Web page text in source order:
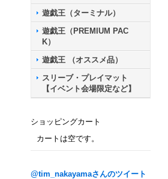
遊戯王（ターミナル）
遊戯王（PREMIUM PAC
K）
遊戯王 （オススメ品）
スリーブ・プレイマット
【イベント会場限定など】
ショッピングカート
カートは空です。
@tim_nakayamaさんのツイート